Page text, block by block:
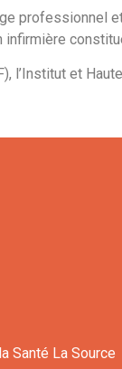
professionnel
et
Santé La Source